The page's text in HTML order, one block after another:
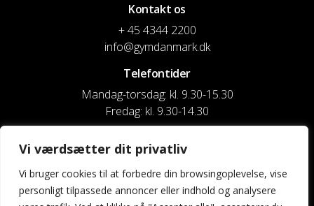
Vi værdsætter dit privatliv
Vi bruger cookies til at forbedre din browsingoplevelse, vise
personligt tilpassede annoncer eller indhold og analysere
Kontakt os
+ 45 4344 2200
info@gymdanmark.dk
Telefontider
Mandag-torsdag: kl. 9.30-15.30
Fredag: kl. 9.30-14.30
CVR nr. 20916818
Reg. & Kontonr.: 4180 3119119022
Privatlivspolitik og cookies